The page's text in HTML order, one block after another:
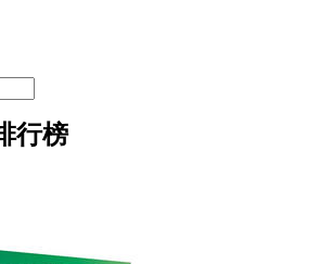
行榜